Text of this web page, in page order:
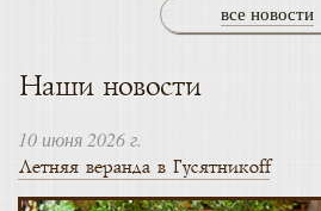
все новости
Наши новости
10 июня 2026 г.
Летняя веранда в Гусятникоff